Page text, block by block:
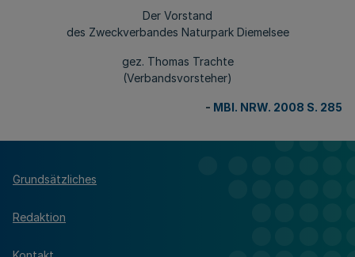
Der Vorstand
des Zweckverbandes Naturpark Diemelsee
gez. Thomas Trachte
(Verbandsvorsteher)
- MBl. NRW. 2008 S. 285
Grundsätzliches
Redaktion